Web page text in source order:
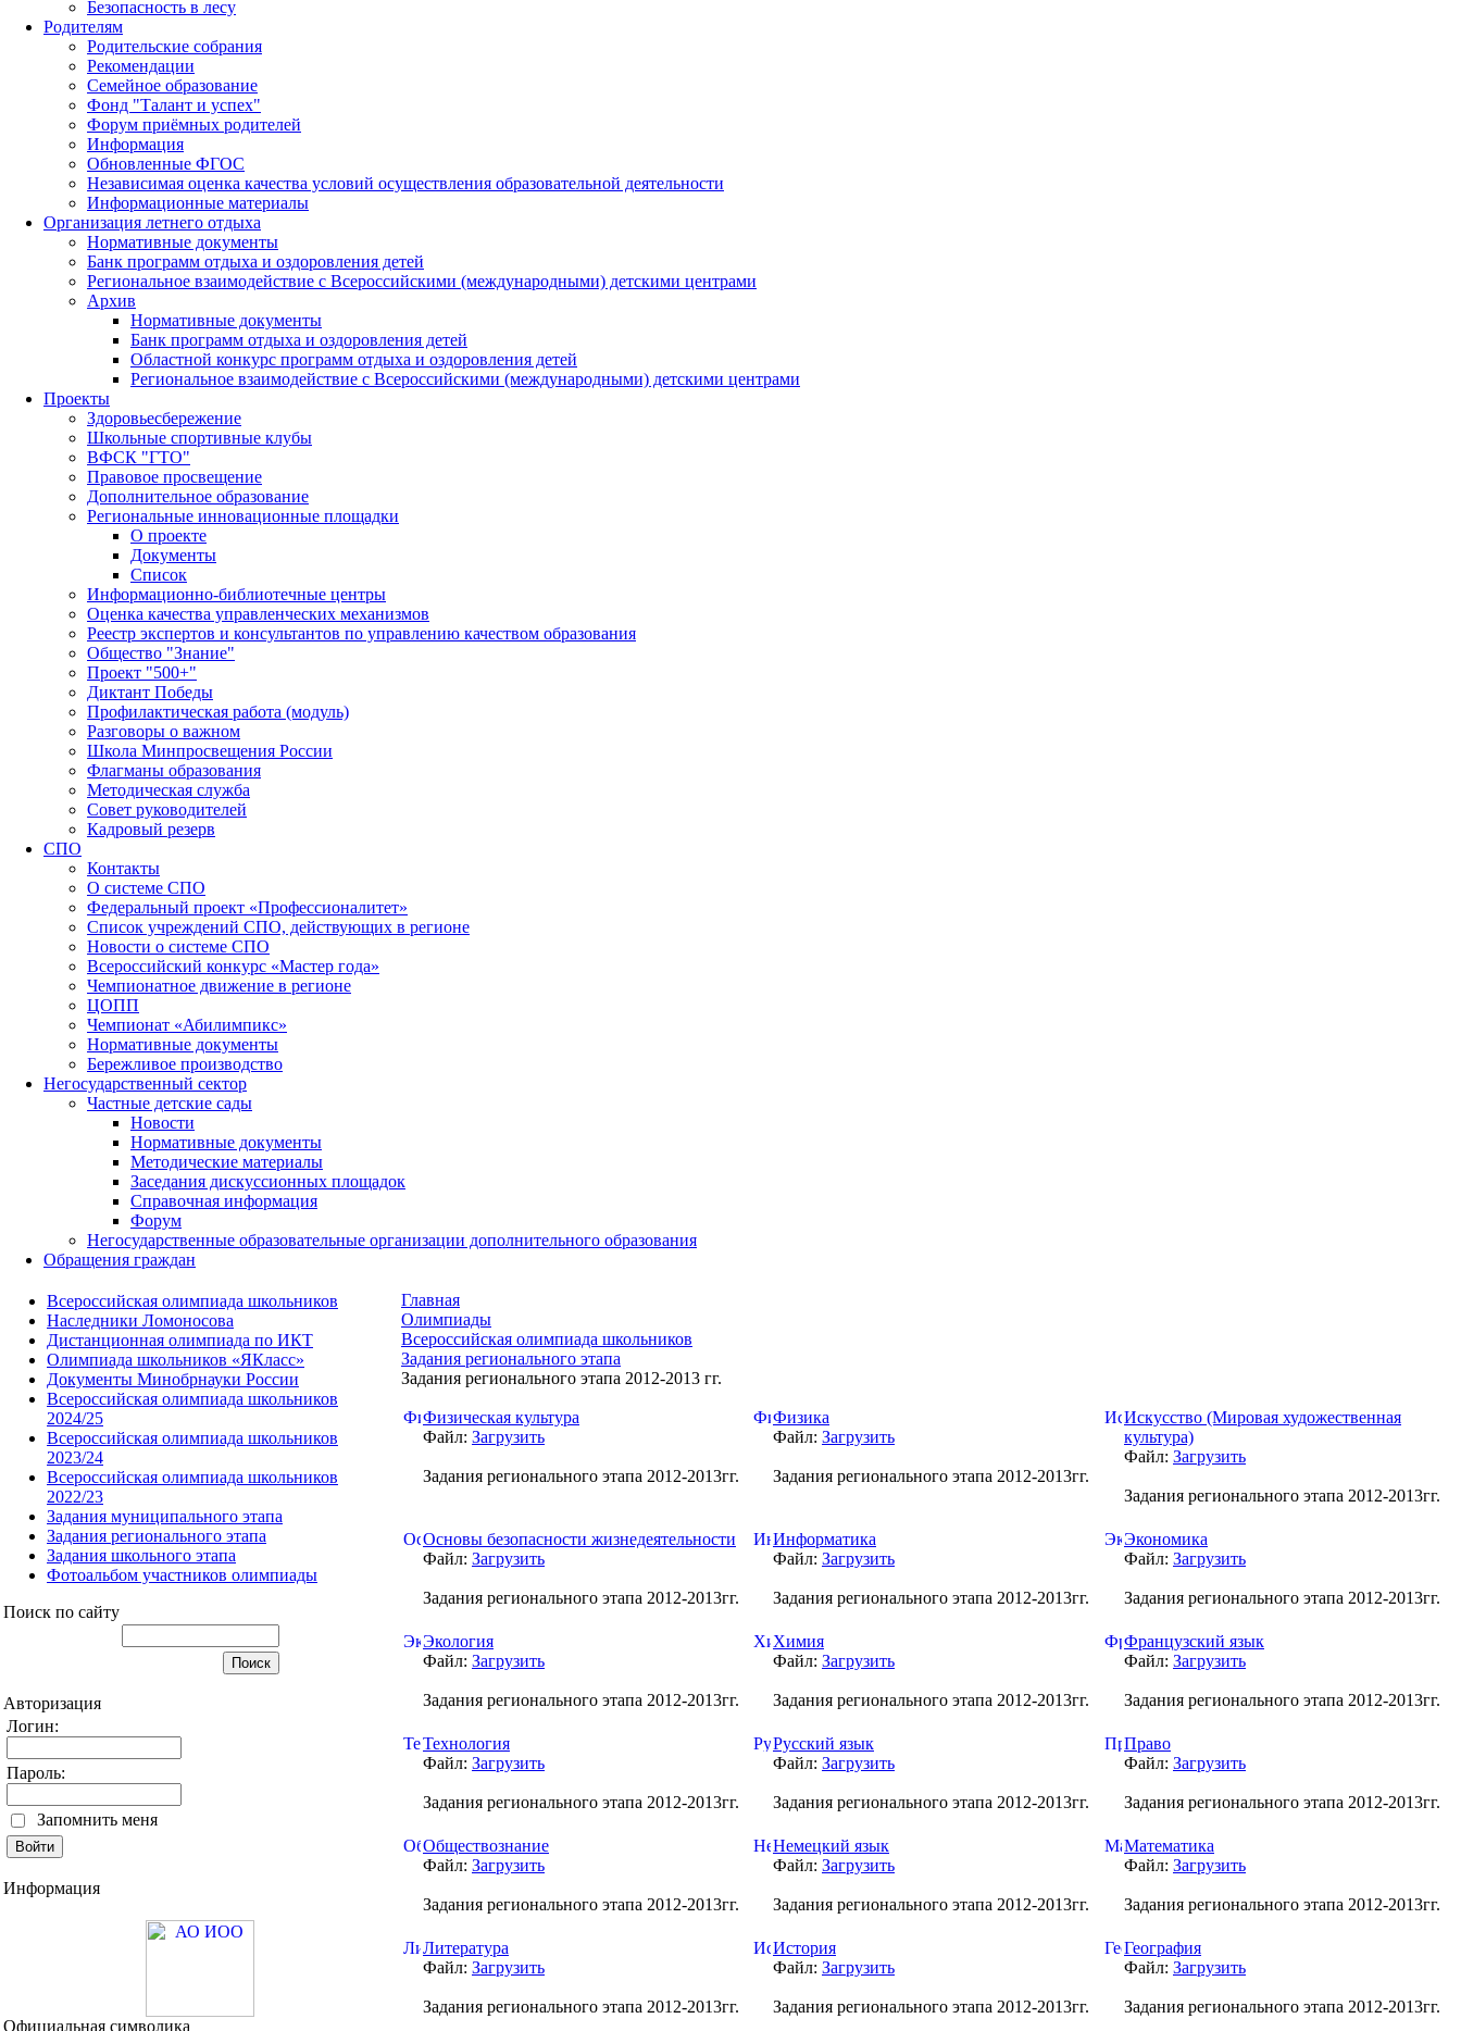
Безопасность в лесу
Родителям
Родительские собрания
Рекомендации
Семейное образование
Фонд "Талант и успех"
Форум приёмных родителей
Информация
Обновленные ФГОС
Независимая оценка качества условий осуществления образовательной деятельности
Информационные материалы
Организация летнего отдыха
Нормативные документы
Банк программ отдыха и оздоровления детей
Региональное взаимодействие с Всероссийскими (международными) детскими центрами
Архив
Нормативные документы
Банк программ отдыха и оздоровления детей
Областной конкурс программ отдыха и оздоровления детей
Региональное взаимодействие с Всероссийскими (международными) детскими центрами
Проекты
Здоровьесбережение
Школьные спортивные клубы
ВФСК "ГТО"
Правовое просвещение
Дополнительное образование
Региональные инновационные площадки
О проекте
Документы
Список
Информационно-библиотечные центры
Оценка качества управленческих механизмов
Реестр экспертов и консультантов по управлению качеством образования
Общество "Знание"
Проект "500+"
Диктант Победы
Профилактическая работа (модуль)
Разговоры о важном
Школа Минпросвещения России
Флагманы образования
Методическая служба
Совет руководителей
Кадровый резерв
СПО
Контакты
О системе СПО
Федеральный проект «Профессионалитет»
Список учреждений СПО, действующих в регионе
Новости о системе СПО
Всероссийский конкурс «Мастер года»
Чемпионатное движение в регионе
ЦОПП
Чемпионат «Абилимпикс»
Нормативные документы
Бережливое производство
Негосударственный сектор
Частные детские сады
Новости
Нормативные документы
Методические материалы
Заседания дискуссионных площадок
Справочная информация
Форум
Негосударственные образовательные организации дополнительного образования
Обращения граждан
Всероссийская олимпиада школьников
Наследники Ломоносова
Дистанционная олимпиада по ИКТ
Олимпиада школьников «ЯКласс»
Документы Минобрнауки России
Всероссийская олимпиада школьников
2024/25
Всероссийская олимпиада школьников
2023/24
Всероссийская олимпиада школьников
2022/23
Задания муниципального этапа
Задания регионального этапа
Задания школьного этапа
Фотоальбом участников олимпиады
Поиск по сайту
Авторизация
Логин:
Пароль:
Запомнить меня
Информация
Официальная символика
Главная
Олимпиады
Всероссийская олимпиада школьников
Задания регионального этапа
Задания регионального этапа 2012-2013 гг.
Физическая культура
Файл: Загрузить
Задания регионального этапа 2012-2013гг.
Физика
Файл: Загрузить
Задания регионального этапа 2012-2013гг.
Искусство (Мировая художественная
культура)
Файл: Загрузить
Задания регионального этапа 2012-2013гг.
Основы безопасности жизнедеятельности
Файл: Загрузить
Задания регионального этапа 2012-2013гг.
Информатика
Файл: Загрузить
Задания регионального этапа 2012-2013гг.
Экономика
Файл: Загрузить
Задания регионального этапа 2012-2013гг.
Экология
Файл: Загрузить
Задания регионального этапа 2012-2013гг.
Химия
Файл: Загрузить
Задания регионального этапа 2012-2013гг.
Французский язык
Файл: Загрузить
Задания регионального этапа 2012-2013гг.
Технология
Файл: Загрузить
Задания регионального этапа 2012-2013гг.
Русский язык
Файл: Загрузить
Задания регионального этапа 2012-2013гг.
Право
Файл: Загрузить
Задания регионального этапа 2012-2013гг.
Обществознание
Файл: Загрузить
Задания регионального этапа 2012-2013гг.
Немецкий язык
Файл: Загрузить
Задания регионального этапа 2012-2013гг.
Математика
Файл: Загрузить
Задания регионального этапа 2012-2013гг.
Литература
Файл: Загрузить
Задания регионального этапа 2012-2013гг.
История
Файл: Загрузить
Задания регионального этапа 2012-2013гг.
География
Файл: Загрузить
Задания регионального этапа 2012-2013гг.